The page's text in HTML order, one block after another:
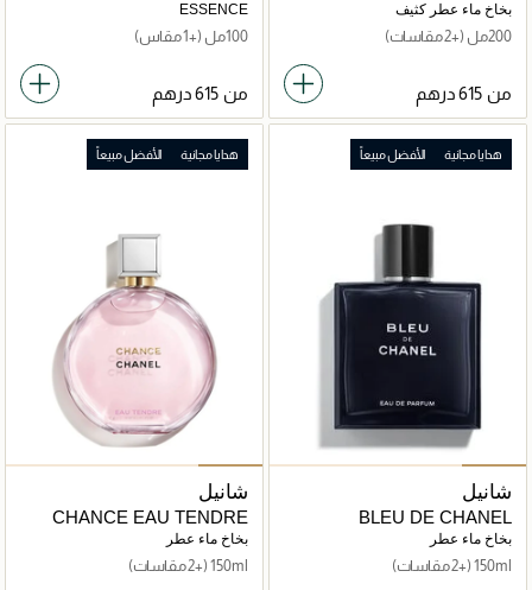
بخاخ ماء عطر كثيف
200مل (+2 مقاسات)
من
ESSENCE
100مل (+1 مقاس)
من
هدايا مجانية الأفضل مبيعاً
شانيل
BLEU DE CHANEL
بخاخ ماء عطر
150ml (+2 مقاسات)
هدايا مجانية الأفضل مبيعاً
شانيل
CHANCE EAU TENDRE
بخاخ ماء عطر
150ml (+2 مقاسات)